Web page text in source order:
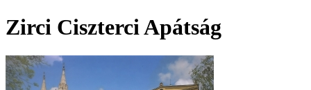
Zirci Ciszterci Apátság